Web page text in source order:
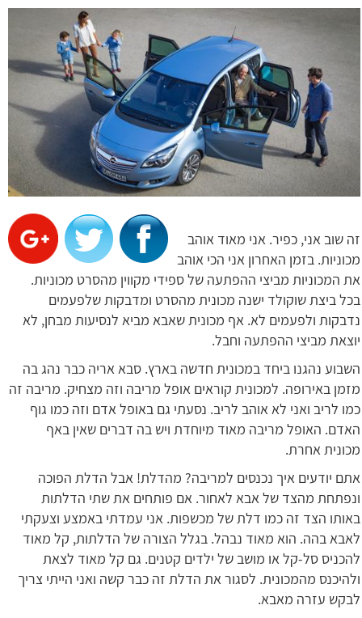
זה שוב אני, כפיר. אני מאוד אוהב
מכוניות. בזמן האחרון אני הכי אוהב
את המכוניות מביצי ההפתעה של ספידי מקווין מהסרט מכוניות.
בכל ביצת שוקולד ישנה מכונית מהסרט ומדבקות שלפעמים
נדבקות ולפעמים לא. אף מכונית שאבא מביא לנסיעות מבחן, לא
יוצאת מביצי ההפתעה וחבל.
השבוע נהגנו ביחד במכונית חדשה בארץ. סבא אריה כבר נהג בה
מזמן באירופה. למכונית קוראים אופל מריבה וזה מצחיק. מריבה זה
כמו לריב ואני לא אוהב לריב. נסעתי גם באופל אדם וזה כמו גוף
האדם. האופל מריבה מאוד מיוחדת ויש בה דברים שאין באף
מכונית אחרת.
אתם יודעים איך נכנסים למריבה? מהדלת! אבל הדלת הפוכה
ונפתחת מהצד של אבא לאחור. אם פותחים את שתי הדלתות
באותו הצד זה כמו דלת של מכשפות. אני עמדתי באמצע וצעקתי
לאבא בהה. הוא מאוד נבהל. בגלל הצורה של הדלתות, קל מאוד
להכניס סל-קל או מושב של ילדים קטנים. גם קל מאוד לצאת
ולהיכנס מהמכונית. לסגור את הדלת זה כבר קשה ואני הייתי צריך
לבקש עזרה מאבא.